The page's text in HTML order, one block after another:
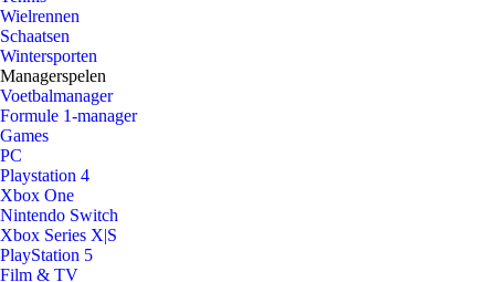
Wielrennen
Schaatsen
Wintersporten
Managerspelen
Voetbalmanager
Formule 1-manager
Games
PC
Playstation 4
Xbox One
Nintendo Switch
Xbox Series X|S
PlayStation 5
Film & TV